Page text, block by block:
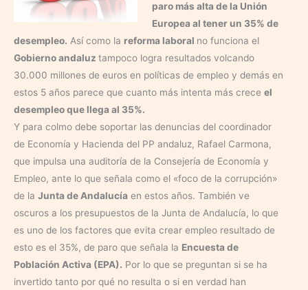
paro más alta de la Unión
Europea al tener un 35% de
desempleo. Así como la reforma laboral no funciona el
Gobierno andaluz tampoco logra resultados volcando
30.000 millones de euros en políticas de empleo y demás en
estos 5 años parece que cuanto más intenta más crece el
desempleo que llega al 35%.
Y para colmo debe soportar las denuncias del coordinador
de Economía y Hacienda del PP andaluz, Rafael Carmona,
que impulsa una auditoría de la Consejería de Economía y
Empleo, ante lo que señala como el «foco de la corrupción»
de la Junta de Andalucía en estos años. También ve
oscuros a los presupuestos de la Junta de Andalucía, lo que
es uno de los factores que evita crear empleo resultado de
esto es el 35%, de paro que señala la Encuesta de
Población Activa (EPA). Por lo que se preguntan si se ha
invertido tanto por qué no resulta o si en verdad han